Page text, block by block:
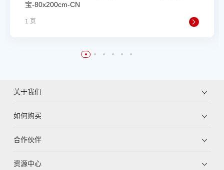
宝-80x200cm-CN
1 页
关于我们
如何购买
合作伙伴
资源中心